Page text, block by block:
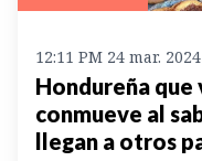
12:11 PM 24 mar. 2024
Hondureña que
conmueve al
llegan a otros